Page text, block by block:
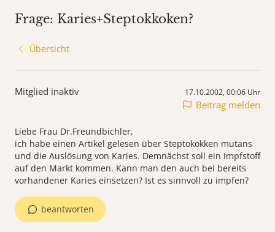
Frage: Karies+Steptokkoken?
Übersicht
Mitglied inaktiv 17.10.2002, 00:06 Uhr
Beitrag melden
Liebe Frau Dr.Freundbichler,
ich habe einen Artikel gelesen über Steptokokken mutans
und die Auslösung von Karies. Demnächst soll ein Impfstoff
auf den Markt kommen. Kann man den auch bei bereits
vorhandener Karies einsetzen? Ist es sinnvoll zu impfen?
beantworten